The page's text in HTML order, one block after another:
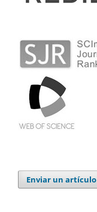
Enviar un artículo